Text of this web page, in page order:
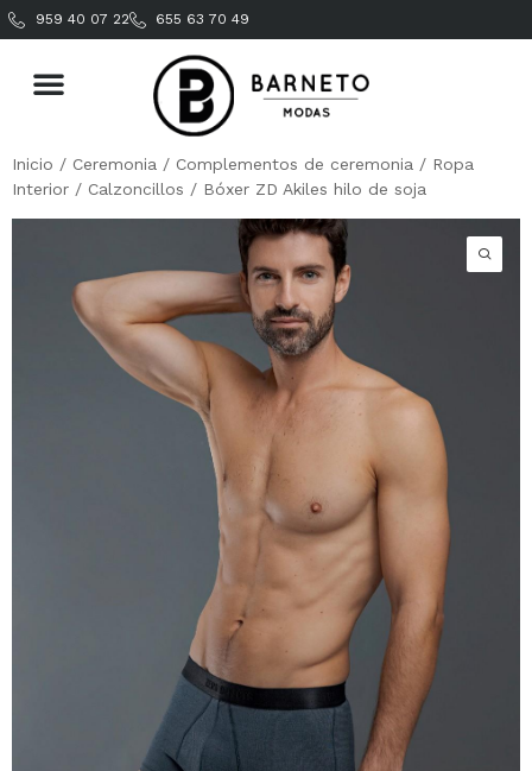
959 40 07 22 655 63 70 49
Inicio / Ceremonia / Complementos de ceremonia / Ropa
Interior / Calzoncillos / Bóxer ZD Akiles hilo de soja